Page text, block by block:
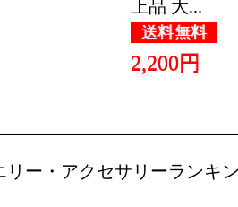
上品 大...
送料無料
2,200円
リー・アクセサリーランキ